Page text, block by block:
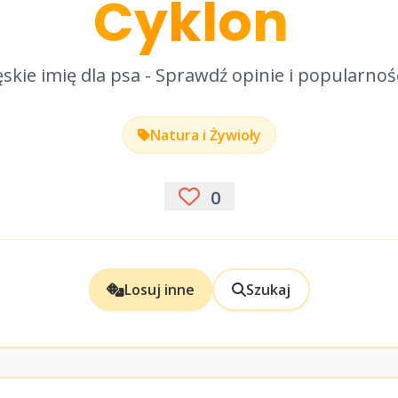
Cyklon
imię dla psa - Sprawdź opinie i
Natura i Żywioły
0
Losuj inne Szukaj